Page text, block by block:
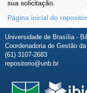
sua solicitação.
Página inicial do
Universidade de Brasília -
Coordenadoria de Gestão
(61) 3107-2683
repositorio@unb.br